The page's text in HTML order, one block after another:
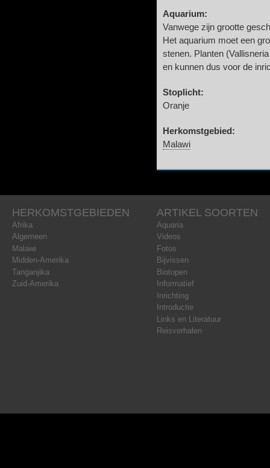
Aquarium:
Vanwege zijn grootte
Het aquarium moet een
stenen. Planten
en kunnen dus voor de
Stoplicht:
Oranje
Herkomstgebied:
Malawi
HERKOMSTGEBIEDEN
Afrika
Algemeen
Malawi
Midden-Amerika
Tanganjika
Zuid-Amerika
ARTIKEL SOORTEN
Aquaria
Videos
Fotos
Bijvissen
Biotopen
Informatief
Inrichting
Introductie
Links en Literatuur
Reisverhalen